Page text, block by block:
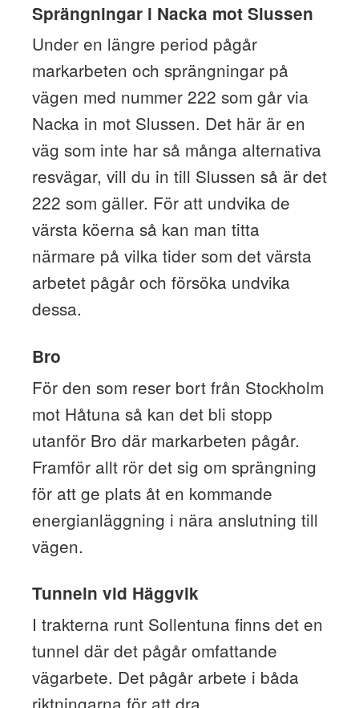
Sprängningar i Nacka mot Slussen
Under en längre period pågår
markarbeten och sprängningar på
vägen med nummer 222 som går via
Nacka in mot Slussen. Det här är en
väg som inte har så många alternativa
resvägar, vill du in till Slussen så är det
222 som gäller. För att undvika de
värsta köerna så kan man titta
närmare på vilka tider som det värsta
arbetet pågår och försöka undvika
dessa.
Bro
För den som reser bort från Stockholm
mot Håtuna så kan det bli stopp
utanför Bro där markarbeten pågår.
Framför allt rör det sig om sprängning
för att ge plats åt en kommande
energianläggning i nära anslutning till
vägen.
Tunneln vid Häggvik
I trakterna runt Sollentuna finns det en
tunnel där det pågår omfattande
vägarbete. Det pågår arbete i båda
riktningarna för att dra